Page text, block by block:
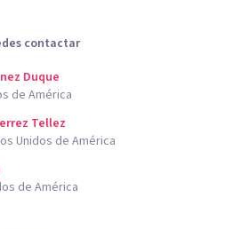
contactar
Duque
de América
Tellez
Unidos de América
de América